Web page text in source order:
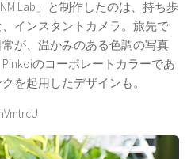
Lab」と制作したのは、持ち歩
インスタントカメラ。旅先で
が、温かみのある色調の写真
のコーポレートカラーであ
を起用したデザインも。